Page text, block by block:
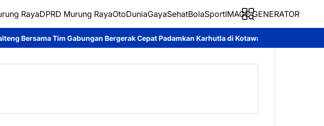
RayaDPRD Murung RayaOtoDuniaGayaSehatBolaSportIMAGE GENERATOR
Bergerak Cepat Padamkan Karhutla di Kotawaringin Timur Pemkab Murung Raya